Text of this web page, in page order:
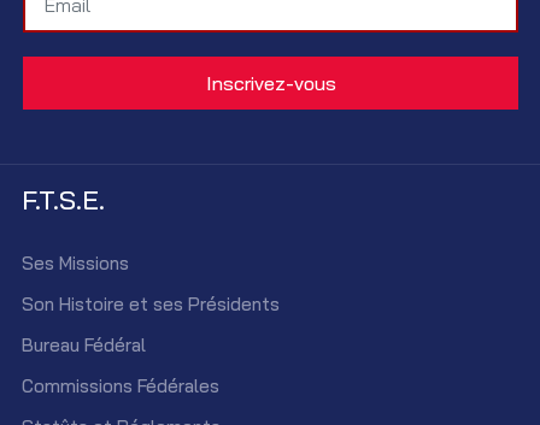
F.T.S.E.
Ses Missions
Son Histoire et ses Présidents
Bureau Fédéral
Commissions Fédérales